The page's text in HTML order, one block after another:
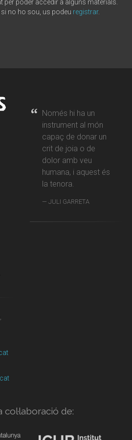
per poder accedir a alguns materials.
i si no ho sou, us podeu registrar.
Només hi ha un
instrument al món
capaç de donar un
crit de joia o de
dolor amb veu
humana, i aquest és
la tenora.
JULI GARRETA
col·laboració de: